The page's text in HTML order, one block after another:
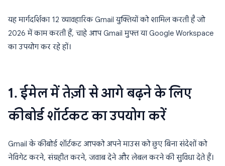
यह मार्गदर्शिका 12 व्यावहारिक Gmail युक्तियों को शामिल करती है जो
2026 में काम करती हैं, चाहे आप Gmail मुफ्त या Google Workspace
का उपयोग कर रहे हों।
1. ईमेल में तेज़ी से आगे बढ़ने के लिए
कीबोर्ड शॉर्टकट का उपयोग करें
Gmail के कीबोर्ड शॉर्टकट आपको अपने माउस को छुए बिना संदेशों को
नेविगेट करने, संग्रहीत करने, जवाब देने और लेबल करने की सुविधा देते हैं।